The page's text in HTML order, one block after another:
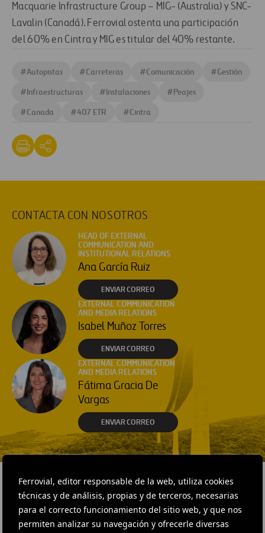
Ferrovial, editor responsable de la web, utiliza cookies
técnicas y de análisis, propias y de terceros, necesarias
para el correcto funcionamiento del sitio web, y que nos
permiten analizar su navegación y ofrecerle diversas
Macquarie Infrastructure Group – MIG- (Australia) y SNC-
Lavalin (Canadá). Ferrovial ostenta una participación
del 60% en Cintra y MIG es titular del 40% restante.
#Autopistas #Carreteras #Comunicación #Gestión
#Infraestructuras #Instalaciones #Peajes
#Canada #407 ETR #Cintra
CONTACTA CON NOSOTROS
HEAD OF EXTERNAL
COMMUNICATION AND
INSTITUTIONAL RELATIONS
Ana García Ruiz
ENVIAR CORREO
EXTERNAL COMMUNICATION
AND MEDIA RELATIONS
Isabel Muñoz Torres
ENVIAR CORREO
EXTERNAL COMMUNICATION
AND MEDIA RELATIONS
Fátima Gracia De
Vargas
ENVIAR CORREO
RELACIONADOS